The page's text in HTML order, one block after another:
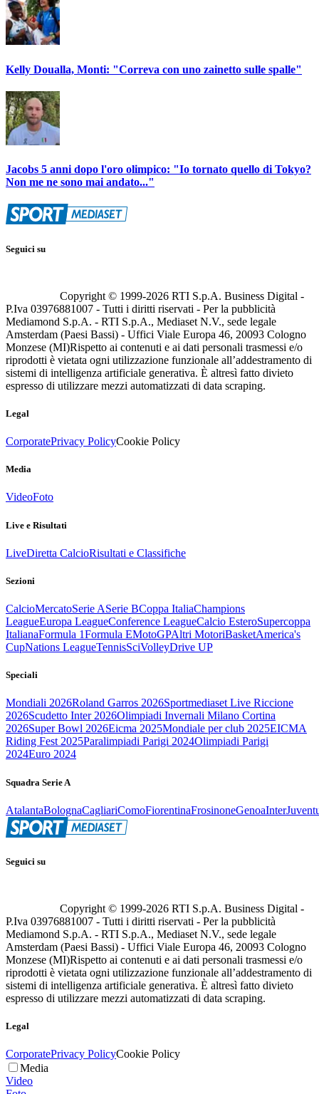
Kelly Doualla, Monti: "Correva con uno zainetto sulle spalle"
Jacobs 5 anni dopo l'oro olimpico: "Io tornato quello di Tokyo?
Non me ne sono mai andato..."
Seguici su
Copyright © 1999-2026 RTI S.p.A. Business Digital -
P.Iva 03976881007 - Tutti i diritti riservati - Per la pubblicità
Mediamond S.p.A. - RTI S.p.A., Mediaset N.V., sede legale
Amsterdam (Paesi Bassi) - Uffici Viale Europa 46, 20093 Cologno
Monzese (MI)Rispetto ai contenuti e ai dati personali trasmessi e/o
riprodotti è vietata ogni utilizzazione funzionale all’addestramento di
sistemi di intelligenza artificiale generativa. È altresì fatto divieto
espresso di utilizzare mezzi automatizzati di data scraping.
Legal
CorporatePrivacy PolicyCookie Policy
Media
VideoFoto
Live e Risultati
LiveDiretta CalcioRisultati e Classifiche
Sezioni
CalcioMercatoSerie ASerie BCoppa ItaliaChampions
LeagueEuropa LeagueConference LeagueCalcio EsteroSupercoppa
ItalianaFormula 1Formula EMotoGPAltri MotoriBasketAmerica's
CupNations LeagueTennisSciVolleyDrive UP
Speciali
Mondiali 2026Roland Garros 2026Sportmediaset Live Riccione
2026Scudetto Inter 2026Olimpiadi Invernali Milano Cortina
2026Super Bowl 2026Eicma 2025Mondiale per club 2025EICMA
Riding Fest 2025Paralimpiadi Parigi 2024Olimpiadi Parigi
2024Euro 2024
Squadra Serie A
AtalantaBolognaCagliariComoFiorentinaFrosinoneGenoaInter
Seguici su
Copyright © 1999-2026 RTI S.p.A. Business Digital -
P.Iva 03976881007 - Tutti i diritti riservati - Per la pubblicità
Mediamond S.p.A. - RTI S.p.A., Mediaset N.V., sede legale
Amsterdam (Paesi Bassi) - Uffici Viale Europa 46, 20093 Cologno
Monzese (MI)Rispetto ai contenuti e ai dati personali trasmessi e/o
riprodotti è vietata ogni utilizzazione funzionale all’addestramento di
sistemi di intelligenza artificiale generativa. È altresì fatto divieto
espresso di utilizzare mezzi automatizzati di data scraping.
Legal
CorporatePrivacy PolicyCookie Policy
Media
Video